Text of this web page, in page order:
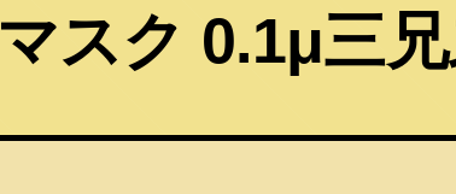
マスク 0.1μ三